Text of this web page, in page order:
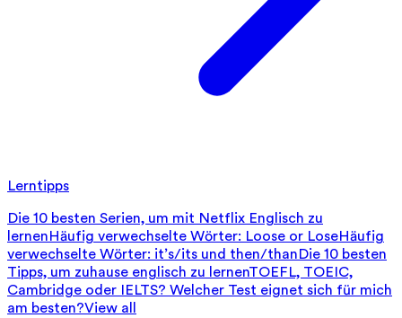
Lerntipps
Die 10 besten Serien, um mit Netflix Englisch zu
lernenHäufig verwechselte Wörter: Loose or LoseHäufig
verwechselte Wörter: it’s/its und then/thanDie 10 besten
Tipps, um zuhause englisch zu lernenTOEFL, TOEIC,
Cambridge oder IELTS? Welcher Test eignet sich für mich
am besten?View all